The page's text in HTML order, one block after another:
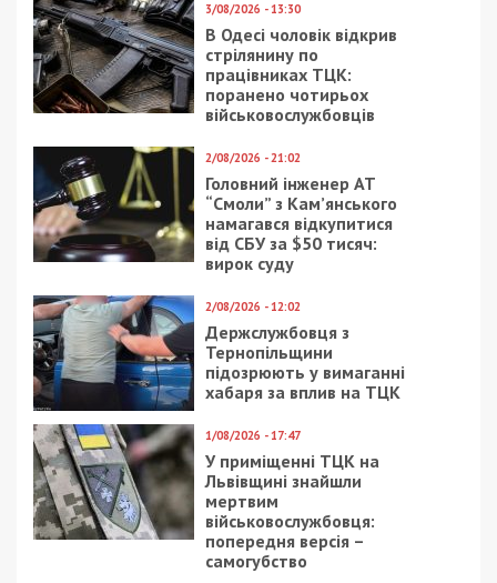
3/08/2026 - 13:30
В Одесі чоловік відкрив
стрілянину по
працівниках ТЦК:
поранено чотирьох
військовослужбовців
2/08/2026 - 21:02
Головний інженер АТ
“Смоли” з Кам’янського
намагався відкупитися
від СБУ за $50 тисяч:
вирок суду
2/08/2026 - 12:02
Держслужбовця з
Тернопільщини
підозрюють у вимаганні
хабаря за вплив на ТЦК
1/08/2026 - 17:47
У приміщенні ТЦК на
Львівщині знайшли
мертвим
військовослужбовця:
попередня версія –
самогубство